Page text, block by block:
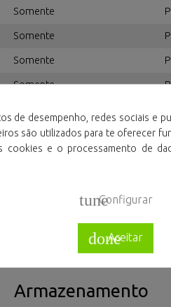
Somente
Somente
Somente
Somente
Armazenamento
de desempenho, redes sociais e
são utilizados para te oferecer
cookies e o processamento de
tuneConfigurar
doneAceitar